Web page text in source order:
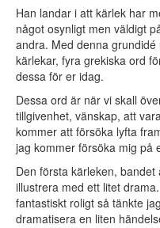
Han landar i att kärlek har
något osynligt men väldigt
andra. Med denna
kärlekar, fyra grekiska ord
dessa för er idag.
Dessa ord är när vi skall
tillgivenhet, vänskap, att
kommer att försöka lyfta
jag kommer försöka mig på
Den första kärleken,
illustrera med ett litet
fantastiskt roligt så tänkte
dramatisera en liten